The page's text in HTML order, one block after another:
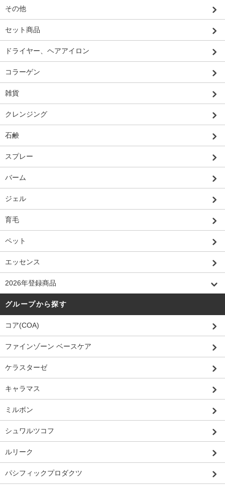
その他
セット商品
ドライヤー、ヘアアイロン
コラーゲン
雑貨
クレンジング
石鹸
スプレー
バーム
ジェル
育毛
ペット
エッセンス
2026年登録商品
グループから探す
コア(COA)
ファインゾーン ベースケア
ケラスターゼ
キャラマス
ミルボン
シュワルツコフ
ルリーク
パシフィックプロダクツ